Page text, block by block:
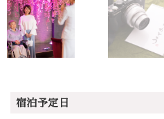
宿泊予定日